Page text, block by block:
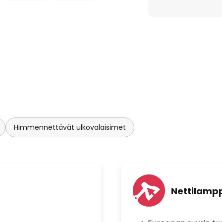
Himmennettävät ulkovalaisimet